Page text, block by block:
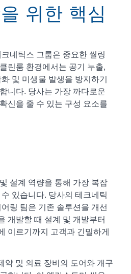
위한 핵심
네틱스 그룹은 중요한 씰링
린룸 환경에서는 공기 누출,
및 미생물 발생을 방지하기
니다. 당사는 가장 까다로운
신을 줄 수 있는 구성 요소를
설계 역량을 통해 가장 복잡
있습니다. 당사의 테크네틱
링 팀은 기존 솔루션을 개선
개발할 때 설계 및 개발부터
이르기까지 고객과 긴밀하게
약 및 의료 장비의 도어와 개구